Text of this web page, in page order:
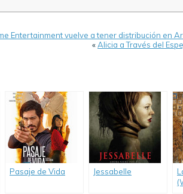
Entertainment vuelve a tener distribución en
«Alicia a Través del
Pasaje de Vida Jessabelle